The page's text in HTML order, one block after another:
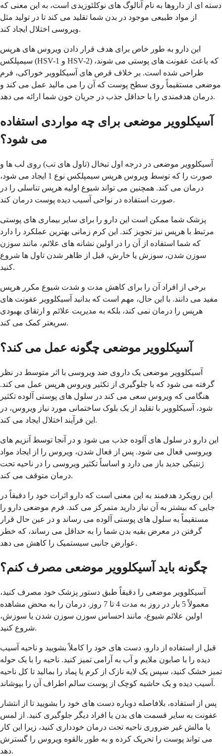
دسته ای از داروها به نام آنالوگ های نوکلئوزیدی است، به این معنی که
از مواد طبیعی موجود در بدن شما تقلید می کند تا در تولید مثل
ویروسی اختلال ایجاد کند.
این دارو به طور خاص برای هدف قرار دادن ویروس های هرپس
سیمپلکس (HSV-1 و HSV-2) که باعث عفونت های پوستی می شوند،
طراحی شده است. بر خلاف قرص های آسیکلوویر خوراکی، فرم
موضعی مستقیماً روی سطح پوست که آن را می مالید عمل می کند و
درمان هدفمندی را با حداقل جذب در جریان خون شما ارائه می دهد.
آسیکلوویر موضعی برای چه مواردی استفاده
می شود؟
آسیکلوویر موضعی در درجه اول تبخال (تاول های تب) روی لب ها و
صورت را که توسط ویروس هرپس سیمپلکس نوع 1 ایجاد می شود،
درمان می کند. همچنین می تواند شیوع اولیه هرپس تناسلی را در
صورت استفاده در نواحی آسیب دیده پوست درمان کند.
پزشک شما ممکن است این دارو را برای سایر بیماری های پوستی
مرتبط با هرپس نیز تجویز کند. این کرم زمانی بهترین عملکرد را دارد
که شما استفاده از آن را در اولین نشانه های علائم، مانند سوزن
سوزن شدن، سوزش یا خارش، قبل از ظاهر شدن تاول ها شروع
کنید.
برخی از افراد آن را برای کاهش مدت و شدت شیوع مکرر هرپس
مفید می دانند. با این حال، مهم است که بدانید آسیکلوویر عفونت های
هرپس را درمان نمی کند، بلکه به مدیریت علائم و ارتقای بهبودی
سریعتر کمک می کند.
آسیکلوویر موضعی چگونه عمل می کند؟
آسیکلوویر موضعی یک داروی ضد ویروسی با اثر متوسط در نظر
گرفته می شود که با جلوگیری از تکثیر ویروس هرپس عمل می کند.
هنگامی که ویروس سعی می کند در سلول های پوستی آلوده تکثیر
شود، آسیکلوویر با تقلید از یک بلوک ساختمانی مورد نیاز ویروس، در
این فرآیند اختلال ایجاد می کند.
این دارو در سلول های آلوده جذب می شود و در آنجا توسط آنزیم های
ویروسی فعال می شود. پس از فعال شدن، ویروس را از ایجاد مواد
ژنتیکی جدید باز می دارد و اساساً تکثیر ویروسی را در ناحیه تحت
درمان متوقف می کند.
این رویکرد هدفمند به این معنی است که دارو اثرات خود را دقیقاً در
جایی که بیشتر به آن نیاز دارید متمرکز می کند. فرم موضعی دارو را
مستقیماً به سلول های پوستی آلوده می رساند و در عین حال قرار
گرفتن در معرض بقیه بدن شما را به حداقل می رساند، که خطر
عوارض جانبی سیستمیک را کاهش می دهد.
چگونه باید آسیکلوویر موضعی مصرف کنم؟
آسیکلوویر موضعی را دقیقاً طبق دستور پزشک خود مصرف کنید،
معمولاً 5 بار در روز به مدت 4 تا 7 روز. درمان را به محض مشاهده
اولین علائم شیوع، مانند احساس سوزن سوزن شدن یا سوزش،
شروع کنید.
قبل از استفاده از دارو، دست های خود را کاملاً بشویید و ناحیه آسیب
دیده را با صابون ملایم و آب به آرامی تمیز کنید. ناحیه را با یک حوله
تمیز خشک کنید، سپس یک لایه نازک از کرم یا پماد را بمالید تا کل ناحیه
آسیب دیده و یک حاشیه کوچک از پوست سالم اطراف آن را بپوشاند.
پس از استفاده، بلافاصله دوباره دست های خود را بشویید تا از انتشار
عفونت به سایر قسمت های بدن یا افراد دیگر جلوگیری کنید. از لمس
یا مالش غیر ضروری ناحیه تحت درمان خودداری کنید، زیرا این کار
می تواند پوست را تحریک کرده و به طور بالقوه ویروس را گسترش
دهد.